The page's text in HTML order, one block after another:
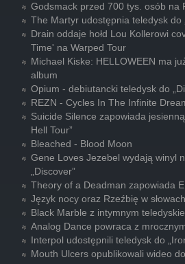
Godsmack przed 700 tys. osób na
The Martyr udostępnia teledysk do
Drain oddaje hołd Lou Kollerowi
Time' na Warped Tour
Michael Kiske: HELLOWEEN ma
album
Opium - debiutancki teledysk do
REZN - Cycles In The Infinite
Suicide Silence zapowiada
Hell Tour”
Bleached - Blood Moon
Gene Loves Jezebel wydają winyl
„Discover”
Theory of a Deadman zapowiada
Język nocy oraz Rzeźbię w
Black Marble z intymnym
Analog Dance powraca z
Interpol udostępnili teledysk do
Mouth Ulcers opublikowali wideo